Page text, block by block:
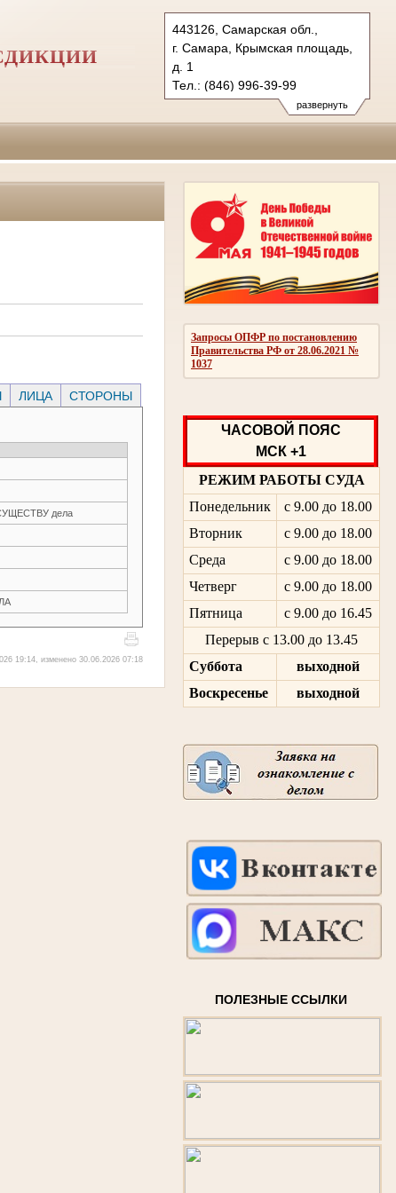
развернуть
443126, Самарская обл.,
г. Самара, Крымская площадь,
д. 1
Тел.: (846) 996-39-99
6kas@sudrf.ru
схема проезда
Запросы ОПФР по постановлению
Правительства РФ от 28.06.2021 №
1037
ЧАСОВОЙ ПОЯС
МСК +1
РЕЖИМ РАБОТЫ СУДА
Понедельник
с 9.00 до 18.00
Вторник
с 9.00 до 18.00
Среда
с 9.00 до 18.00
Четверг
с 9.00 до 18.00
Пятница
с 9.00 до 16.45
Перерыв с 13.00 до 13.45
Суббота
выходной
Воскресенье
выходной
ПОЛЕЗНЫЕ ССЫЛКИ
ЛИЦА СТОРОНЫ
дела
19:14, изменено 30.06.2026 07:18